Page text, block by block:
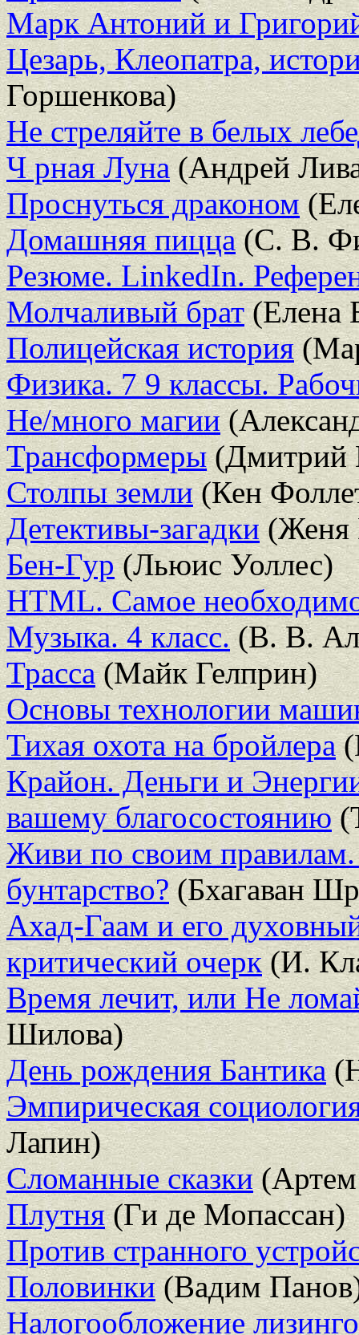
Марк Антоний и
Цезарь, Клеопатра,
Горшенкова)
Не стреляйте в белых
Ч рная Луна(Андрей
Проснуться драконом
Домашняя пицца(С. В.
Резюме. LinkedIn.
Молчаливый брат(Елена
Полицейская история
Физика. 7 9 классы.
Не/много магии
Трансформеры(Дмитрий
Столпы земли(Кен
Детективы-загадки(Женя
Бен-Гур(Льюис Уоллес)
HTML. Самое
Музыка. 4 класс.(В. В.
Трасса(Майк Гелприн)
Основы технологии
Тихая охота на бройлера
Крайон. Деньги и
вашему благосостоянию
Живи по своим правилам.
бунтарство?(Бхагаван
Ахад-Гаам и его
критический очерк(И.
Время лечит, или Не
Шилова)
День рождения Бантика
Эмпирическая
Лапин)
Сломанные сказки(Артем
Плутня(Ги де Мопассан)
Против странного
Половинки(Вадим
Налогообложение